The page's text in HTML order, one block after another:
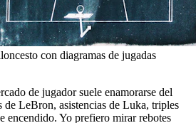
con diagramas de jugadas
de jugador suele enamorarse del
de LeBron, asistencias de Luka, triples
encendido. Yo prefiero mirar rebotes